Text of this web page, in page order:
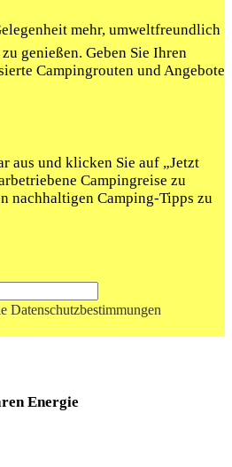
mehr, umweltfreundlich
genießen. Geben Sie Ihren
Campingrouten und Angebote
aus und klicken Sie auf „Jetzt
Campingreise zu
nachhaltigen Camping-Tipps zu
Datenschutzbestimmungen
Energie